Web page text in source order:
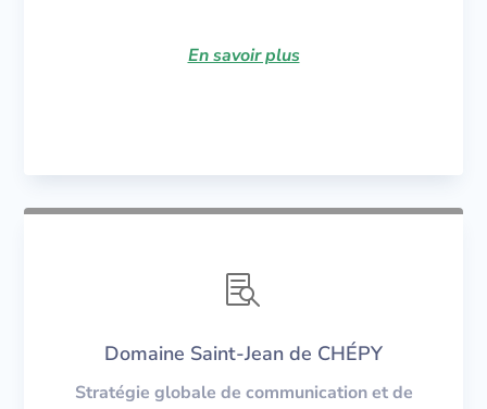
En savoir plus

Domaine Saint-Jean de CHÉPY
Stratégie globale de communication et de